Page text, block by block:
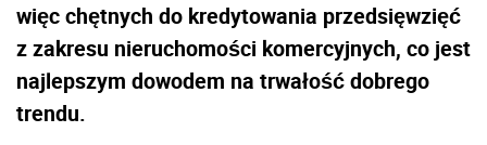
więc chętnych do kredytowania przedsięwzięć
z zakresu nieruchomości komercyjnych, co jest
najlepszym dowodem na trwałość dobrego
trendu.